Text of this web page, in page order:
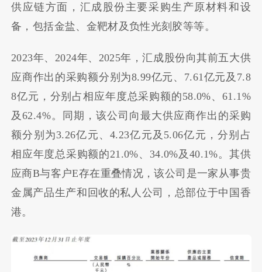
供应链方面， 汇成股份主要采购生产原材料和设
备，包括金盐、金靶材及负性光刻胶等等。
2023年、2024年、2025年，汇成股份向其前五大供
应商作出的采购额分别为8.99亿元 、 7.61亿元及 7.8
8亿元 ，分别占相应年度总采购额的58.0%、61.1%
及62.4%。同期，该公司向最大供应商作出的采购
额分别为3.26亿元 、4.23亿元及 5.06亿元 ，分别占
相应年度总采购额的21.0%、34.0%及40.1%。其供
应商B与客户E存在重叠情况，该公司是一家从事贵
金属产品生产和回收的私人公司，总部位于中国香
港。